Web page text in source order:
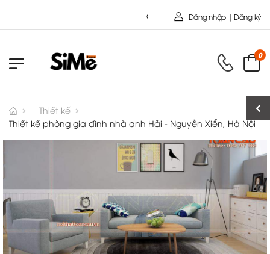
Chào mừng bạn đến với Nội Thất Toàn Cầu -
Đăng nhập | Đăng ký
0
Thiết kế
Thiết kế phòng gia đình nhà anh Hải - Nguyễn Xiển, Hà Nội